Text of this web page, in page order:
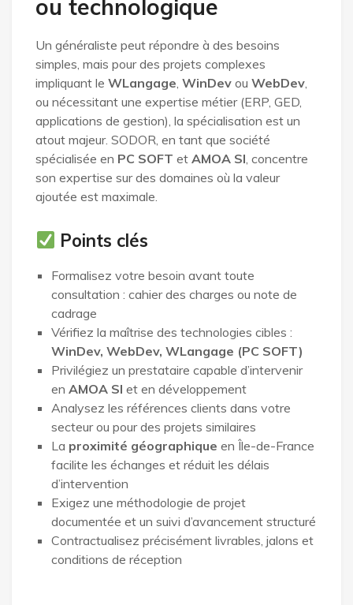
ou technologique
Un généraliste peut répondre à des besoins
simples, mais pour des projets complexes
impliquant le WLangage WinDev ou WebDev
ou nécessitant une expertise métier (ERP, GED,
applications de gestion), la spécialisation est un
atout majeur. SODOR, en tant que société
spécialisée en PC SOFT et AMOA SI , concentre
son expertise sur des domaines où la valeur
ajoutée est maximale.
Points clés
Formalisez votre besoin avant toute
consultation : cahier des charges ou note de
cadrage
Vérifiez la maîtrise des technologies cibles :
WinDev, WebDev, WLangage (PC SOFT)
Privilégiez un prestataire capable d’intervenir
en AMOA SI et en développement
Analysez les références clients dans votre
secteur ou pour des projets similaires
La proximité géographique en Île-de-France
facilite les échanges et réduit les délais
d’intervention
Exigez une méthodologie de projet
documentée et un suivi d’avancement structuré
Contractualisez précisément livrables, jalons et
conditions de réception